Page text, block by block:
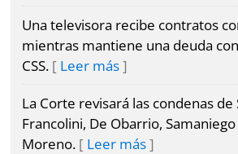
Una televisora recibe contratos
mientras mantiene una deuda
CSS.
Leer más
La Corte revisará las condenas de
Francolini, De Obarrio,
Moreno.
Leer más